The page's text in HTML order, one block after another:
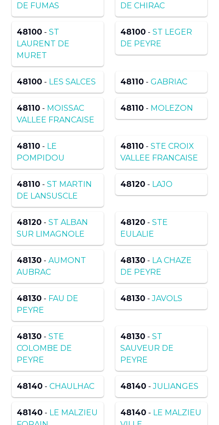
DE FUMAS
DE CHIRAC
48100 - ST
LAURENT DE
MURET
48100 - ST LEGER
DE PEYRE
48100 - LES SALCES 48110 - GABRIAC
48110 - MOISSAC
VALLEE FRANCAISE
48110 - MOLEZON
48110 - LE
POMPIDOU
48110 - STE CROIX
VALLEE FRANCAISE
48110 - ST MARTIN
DE LANSUSCLE
48120 - LAJO
48120 - ST ALBAN
SUR LIMAGNOLE
48120 - STE
EULALIE
48130 - AUMONT
AUBRAC
48130 - LA CHAZE
DE PEYRE
48130 - FAU DE
PEYRE
48130 -JAVOLS
48130 - STE
COLOMBE DE
PEYRE
48130 - ST
SAUVEUR DE
PEYRE
48140 - CHAULHAC 48140 -JULIANGES
48140 - LE MALZIEU
48140 - LE MALZIEU